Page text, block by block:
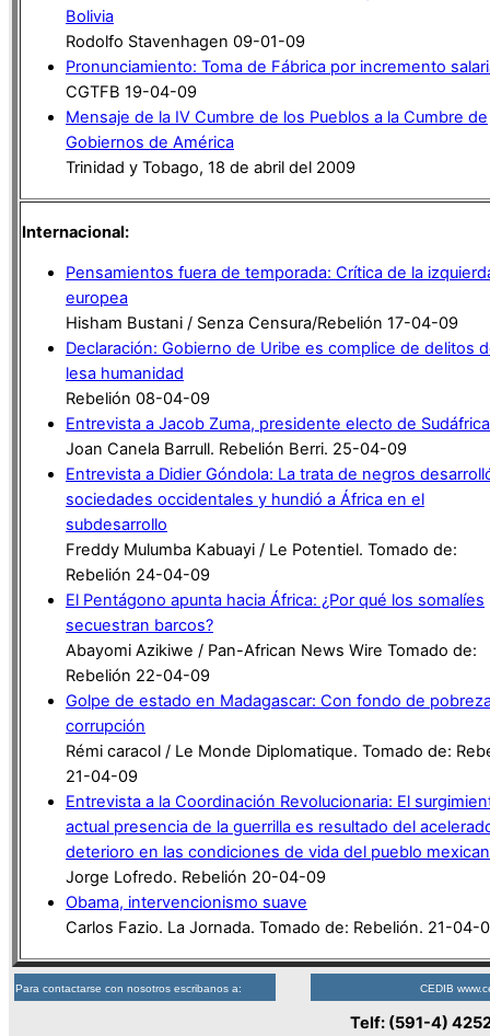
Bolivia
Rodolfo Stavenhagen 09-01-09
Pronunciamiento: Toma de Fábrica por incremento
CGTFB 19-04-09
Mensaje de la IV Cumbre de los Pueblos a la Cumbre de
Gobiernos de América
Trinidad y Tobago, 18 de abril del 2009
Internacional:
Pensamientos fuera de temporada: Crítica de la
europea
Hisham Bustani / Senza Censura/Rebelión 17-04-09
Declaración: Gobierno de Uribe es complice de delitos
lesa humanidad
Rebelión 08-04-09
Entrevista a Jacob Zuma, presidente electo de Sudáfrica
Joan Canela Barrull. Rebelión Berri. 25-04-09
Entrevista a Didier Góndola: La trata de negros
sociedades occidentales y hundió a África en el
subdesarrollo
Freddy Mulumba Kabuayi / Le Potentiel. Tomado de:
Rebelión 24-04-09
El Pentágono apunta hacia África: ¿Por qué los somalíes
secuestran barcos?
Abayomi Azikiwe / Pan-African News Wire Tomado de:
Rebelión 22-04-09
Golpe de estado en Madagascar: Con fondo de
corrupción
Rémi caracol / Le Monde Diplomatique. Tomado de:
21-04-09
Entrevista a la Coordinación Revolucionaria: El
actual presencia de la guerrilla es resultado del
deterioro en las condiciones de vida del pueblo
Jorge Lofredo. Rebelión 20-04-09
Obama, intervencionismo suave
Carlos Fazio. La Jornada. Tomado de: Rebelión. 21-04-
Para contactarse con nosotros escribanos a: CEDIB
Telf: (591-4)